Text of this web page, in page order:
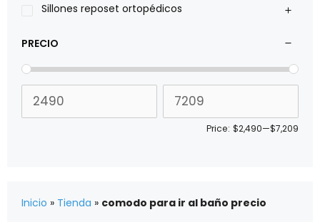
Sillones reposet ortopédicos
PRECIO
Price: $2,490—$7,209
Inicio » Tienda » comodo para ir al baño precio